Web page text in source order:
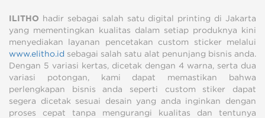
ILITHO hadir sebagai salah satu digital printing di Jakarta
yang mementingkan kualitas dalam setiap produknya kini
menyediakan layanan pencetakan custom sticker melalui
www.elitho.id sebagai salah satu alat penunjang bisnis anda.
Dengan 5 variasi kertas, dicetak dengan 4 warna, serta dua
variasi potongan, kami dapat memastikan bahwa
perlengkapan bisnis anda seperti custom stiker dapat
segera dicetak sesuai desain yang anda inginkan dengan
proses cepat tanpa mengurangi kualitas dan tentunya